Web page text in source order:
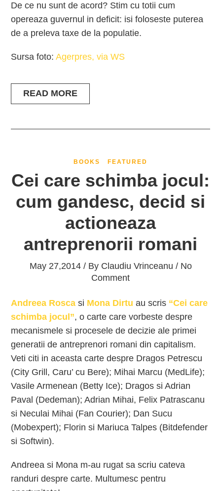
De ce nu sunt de acord? Stim cu totii cum
opereaza guvernul in deficit: isi foloseste puterea
de a preleva taxe de la populatie.
Sursa foto:Agerpres, via WS
READ MORE
BOOKS FEATURED
Cei care schimba jocul:
cum gandesc, decid si
actioneaza
antreprenorii romani
May 27,2014 / By Claudiu Vrinceanu / No
Comment
Andreea Rosca si Mona Dirtu au scris “Cei care
schimba jocul”, o carte care vorbeste despre
mecanismele si procesele de decizie ale primei
generatii de antreprenori romani din capitalism.
Veti citi in aceasta carte despre Dragos Petrescu
(City Grill, Caru’ cu Bere); Mihai Marcu (MedLife);
Vasile Armenean (Betty Ice); Dragos si Adrian
Paval (Dedeman); Adrian Mihai, Felix Patrascanu
si Neculai Mihai (Fan Courier); Dan Sucu
(Mobexpert); Florin si Mariuca Talpes (Bitdefender
si Softwin).
Andreea si Mona m-au rugat sa scriu cateva
randuri despre carte. Multumesc pentru